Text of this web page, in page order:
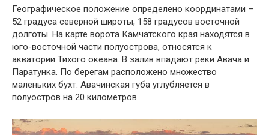
Географическое положение определено координатами –
52 градуса северной широты, 158 градусов восточной
долготы. На карте ворота Камчатского края находятся в
юго-восточной части полуострова, относятся к
акватории Тихого океана. В залив впадают реки Авача и
Паратунка. По берегам расположено множество
маленьких бухт. Авачинская губа углубляется в
полуостров на 20 километров.